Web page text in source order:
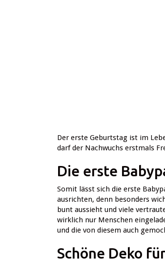
Der erste Geburtstag ist im
darf der Nachwuchs erstmals
Die erste
Somit lässt sich die erste
ausrichten, denn besonders
bunt aussieht und viele
wirklich nur Menschen
und die von diesem auch
Schöne Deko